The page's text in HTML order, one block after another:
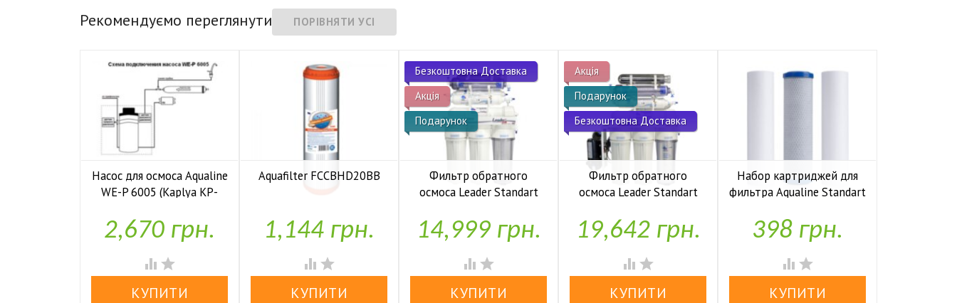
Рекомендуємо переглянути
Насос для осмоса Aqualine
WE-P 6005 (Kaplya KP-
 У наявності
2,670 грн.
 
Aquafilter FCCBHD20BB
1,144 грн.
 
Безкоштовна Доставка
Акція
Подарунок
Фильтр обратного
осмоса Leader Standart
У наявності
14,999 грн.
 
Акція
Подарунок
Безкоштовна Доставка
Фильтр обратного
осмоса Leader Standart
У наявності
19,642 грн.
 
Набор картриджей для
фильтра Aqualine Standart
 У наявності
398 грн.
 